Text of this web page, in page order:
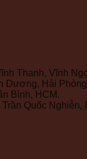
Thanh, Vĩnh
Dương, Hải
Bình, HCM.
Quốc Nghiễn,